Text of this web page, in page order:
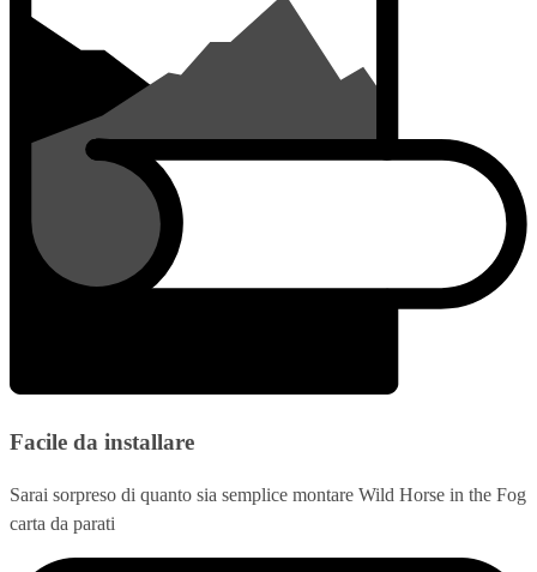
Facile da installare
Sarai sorpreso di quanto sia semplice montare Wild Horse in the Fog
carta da parati